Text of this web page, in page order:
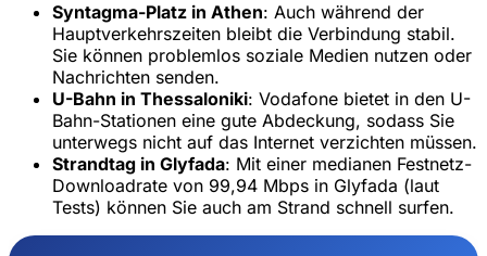
Syntagma-Platz in Athen: Auch während der
Hauptverkehrszeiten bleibt die Verbindung stabil.
Sie können problemlos soziale Medien nutzen oder
Nachrichten senden.
U-Bahn in Thessaloniki: Vodafone bietet in den U-
Bahn-Stationen eine gute Abdeckung, sodass Sie
unterwegs nicht auf das Internet verzichten müssen.
Strandtag in Glyfada: Mit einer medianen Festnetz-
Downloadrate von 99,94 Mbps in Glyfada (laut
Tests) können Sie auch am Strand schnell surfen.